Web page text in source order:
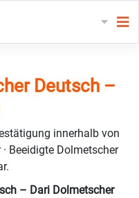
Deutsch –
innerhalb von
Beeidigte Dolmetscher
– Dari Dolmetscher